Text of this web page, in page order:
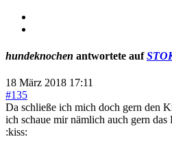
hundeknochen antwortete auf
18 März 2018 17:11
#135
Da schließe ich mich doch gern den
ich schaue mir nämlich auch gern
:kiss: